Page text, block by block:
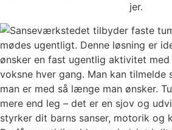
jer.